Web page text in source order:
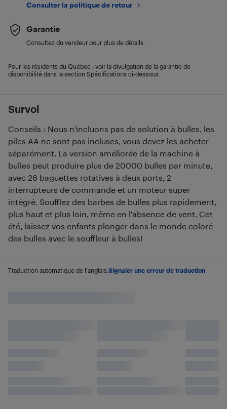
Survol
Conseils : Nous n'incluons pas de solution à bulles, les
piles AA ne sont pas incluses, vous devez les acheter
séparément. La version améliorée de la machine à
bulles peut produire plus de 20000 bulles par minute,
avec 26 baguettes rotatives à deux ports, 2
interrupteurs de commande et un moteur super
intégré. Soufflez des barbes de bulles plus rapidement,
plus haut et plus loin, même en l'absence de vent. Cet
été, laissez vos enfants plonger dans le monde coloré
des bulles avec le souffleur à bulles!
Traduction automatique de l'anglais. Signaler une erreur de traduction
Consulter la politique de retour
Garantie
Consultez du vendeur pour plus de détails.
Pour les résidents du Québec : voir la divulgation de la garantie de
disponibilité dans la section Spécifications ci-dessous.